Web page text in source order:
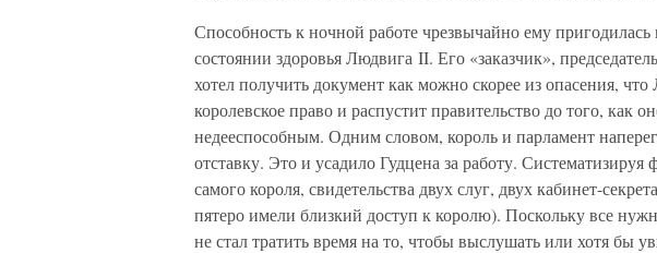
Способность к ночной работе чрезвычайно ему пригодилась
состоянии здоровья Людвига II. Его «заказчик»,
хотел получить документ как можно скорее из опасения,
королевское право и распустит правительство до того, как
недееспособным. Одним словом, король и парламент
отставку. Это и усадило Гудцена за работу.
самого короля, свидетельства двух слуг, двух кабинет-
пятеро имели близкий доступ к королю). Поскольку все
не стал тратить время на то, чтобы выслушать или хотя бы